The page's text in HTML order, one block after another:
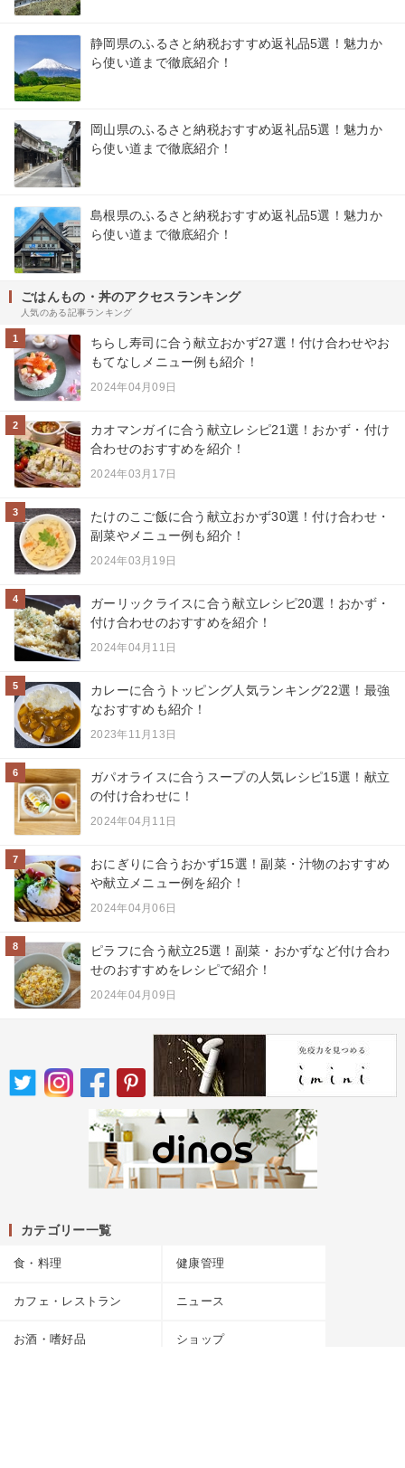
静岡県のふるさと納税おすすめ返礼品5選！魅力か
ら使い道まで徹底紹介！
岡山県のふるさと納税おすすめ返礼品5選！魅力か
ら使い道まで徹底紹介！
島根県のふるさと納税おすすめ返礼品5選！魅力か
ら使い道まで徹底紹介！
ごはんもの・丼のアクセスランキング
人気のある記事ランキング
1
ちらし寿司に合う献立おかず27選！付け合わせやお
もてなしメニュー例も紹介！
2024年04月09日
2
カオマンガイに合う献立レシピ21選！おかず・付け
合わせのおすすめを紹介！
2024年03月17日
3
たけのこご飯に合う献立おかず30選！付け合わせ・
副菜やメニュー例も紹介！
2024年03月19日
4
ガーリックライスに合う献立レシピ20選！おかず・
付け合わせのおすすめを紹介！
2024年04月11日
5
カレーに合うトッピング人気ランキング22選！最強
なおすすめも紹介！
2023年11月13日
6
ガパオライスに合うスープの人気レシピ15選！献立
の付け合わせに！
2024年04月11日
7
おにぎりに合うおかず15選！副菜・汁物のおすすめ
や献立メニュー例を紹介！
2024年04月06日
8
ピラフに合う献立25選！副菜・おかずなど付け合わ
せのおすすめをレシピで紹介！
2024年04月09日
カテゴリー一覧
食・料理 健康管理
カフェ・レストラン ニュース
お酒・嗜好品 ショップ